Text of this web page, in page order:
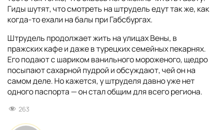
Гиды шутят, что смотреть на штрудель едут так же, как
когда-то ехали на балы при Габсбургах.
Штрудель продолжает жить на улицах Вены, в
пражских кафе и даже в турецких семейных пекарнях.
Его подают с шариком ванильного мороженого, щедро
посыпают сахарной пудрой и обсуждают, чей он на
самом деле. Но кажется, у штруделя давно уже нет
одного паспорта — он стал общим для всего региона.
263